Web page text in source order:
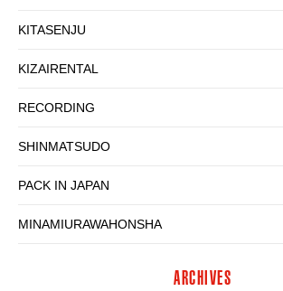
KITASENJU
KIZAIRENTAL
RECORDING
SHINMATSUDO
PACK IN JAPAN
MINAMIURAWAHONSHA
ARCHIVES